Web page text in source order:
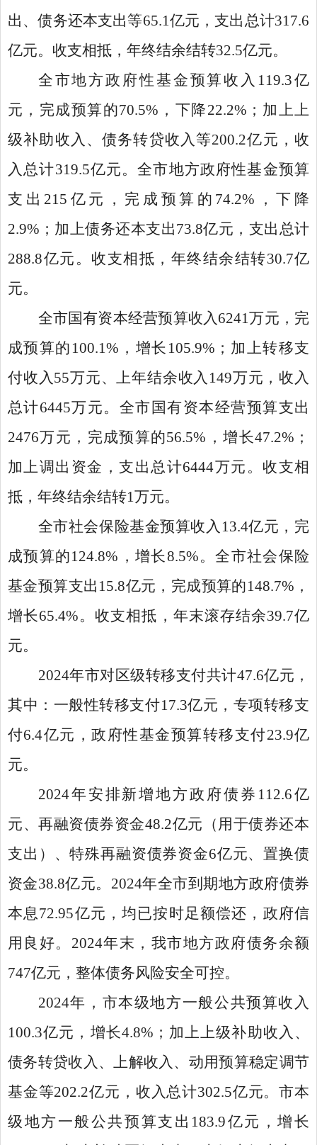
出、债务还本支出等65.1亿元，支出总计317.6
亿元。收支相抵，年终结余结转32.5亿元。
全市地方政府性基金预算收入119.3亿
元，完成预算的70.5%，下降22.2%；加上上
级补助收入、债务转贷收入等200.2亿元，收
入总计319.5亿元。全市地方政府性基金预算
支出215亿元，完成预算的74.2%，下降
2.9%；加上债务还本支出73.8亿元，支出总计
288.8亿元。收支相抵，年终结余结转30.7亿
元。
全市国有资本经营预算收入6241万元，完
成预算的100.1%，增长105.9%；加上转移支
付收入55万元、上年结余收入149万元，收入
总计6445万元。全市国有资本经营预算支出
2476万元，完成预算的56.5%，增长47.2%；
加上调出资金，支出总计6444万元。收支相
抵，年终结余结转1万元。
全市社会保险基金预算收入13.4亿元，完
成预算的124.8%，增长8.5%。全市社会保险
基金预算支出15.8亿元，完成预算的148.7%，
增长65.4%。收支相抵，年末滚存结余39.7亿
元。
2024年市对区级转移支付共计47.6亿元，
其中：一般性转移支付17.3亿元，专项转移支
付6.4亿元，政府性基金预算转移支付23.9亿
元。
2024年安排新增地方政府债券112.6亿
元、再融资债券资金48.2亿元（用于债券还本
支出）、特殊再融资债券资金6亿元、置换债
资金38.8亿元。2024年全市到期地方政府债券
本息72.95亿元，均已按时足额偿还，政府信
用良好。2024年末，我市地方政府债务余额
747亿元，整体债务风险安全可控。
2024年，市本级地方一般公共预算收入
100.3亿元，增长4.8%；加上上级补助收入、
债务转贷收入、上解收入、动用预算稳定调节
基金等202.2亿元，收入总计302.5亿元。市本
级地方一般公共预算支出183.9亿元，增长